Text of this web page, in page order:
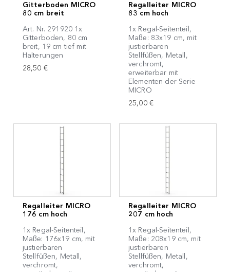
Gitterboden MICRO
80 cm breit
Art. Nr. 291920 1x
Gitterboden, 80 cm
breit, 19 cm tief mit
Halterungen
28,50 €
Regalleiter MICRO
83 cm hoch
1x Regal-Seitenteil,
Maße: 83x19 cm, mit
justierbaren
Stellfüßen, Metall,
verchromt,
erweiterbar mit
Elementen der Serie
MICRO
25,00 €
Regalleiter MICRO
176 cm hoch
1x Regal-Seitenteil,
Maße: 176x19 cm, mit
justierbaren
Stellfüßen, Metall,
verchromt,
Regalleiter MICRO
207 cm hoch
1x Regal-Seitenteil,
Maße: 208x19 cm, mit
justierbaren
Stellfüßen, Metall,
verchromt,